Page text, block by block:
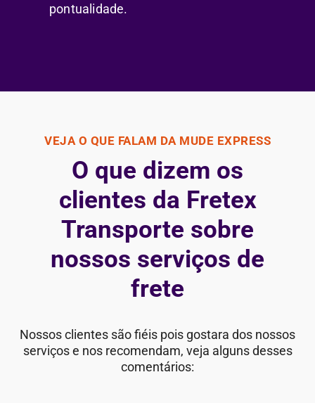
pontualidade.
VEJA O QUE FALAM DA MUDE EXPRESS
O que dizem os
clientes da Fretex
Transporte sobre
nossos serviços de
frete
Nossos clientes são fiéis pois gostara dos nossos
serviços e nos recomendam, veja alguns desses
comentários: